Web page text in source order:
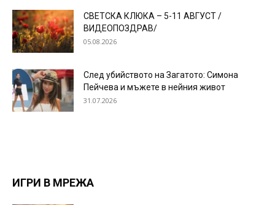
СВЕТСКА КЛЮКА – 5-11 АВГУСТ /
ВИДЕОПОЗДРАВ/
05.08.2026
След убийството на Загатото: Симона
Пейчева и мъжете в нейния живот
31.07.2026
ИГРИ В МРЕЖА